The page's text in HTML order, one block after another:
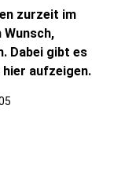
zurzeit im
Wunsch,
Dabei gibt es
hier aufzeigen.